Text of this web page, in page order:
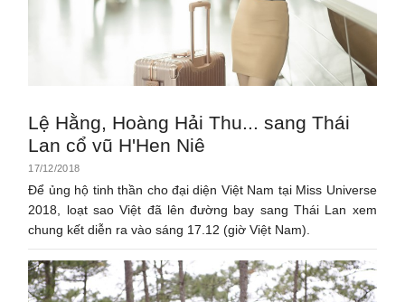
Lệ Hằng, Hoàng Hải Thu... sang Thái
Lan cổ vũ H'Hen Niê
17/12/2018
Để ủng hộ tinh thần cho đại diện Việt Nam tại Miss Universe
2018, loạt sao Việt đã lên đường bay sang Thái Lan xem
chung kết diễn ra vào sáng 17.12 (giờ Việt Nam).